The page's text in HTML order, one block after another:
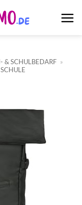
& SCHULBEDARF »
SCHULE